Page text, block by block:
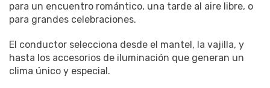
para un encuentro romántico, una tarde al aire libre, o
para grandes celebraciones.
El conductor selecciona desde el mantel, la vajilla, y
hasta los accesorios de iluminación que generan un
clima único y especial.